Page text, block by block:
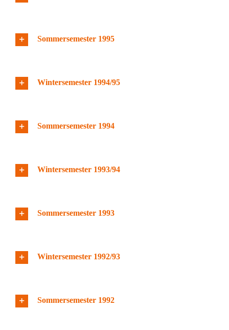
Sommersemester 1995
Wintersemester 1994/95
Sommersemester 1994
Wintersemester 1993/94
Sommersemester 1993
Wintersemester 1992/93
Sommersemester 1992